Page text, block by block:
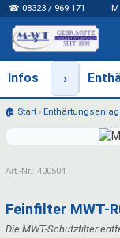
☎ 08323 / 969 171
Infos ›
🏠 Start›
Art.-Nr.: 400504
Feinfilter MWT-
Die MWT-Schutzfilter